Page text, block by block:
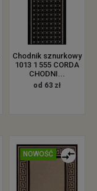
Chodnik sznurkowy
1013 1 555 CORDA
CHODNI...
od 63 zł
NOWOŚĆ